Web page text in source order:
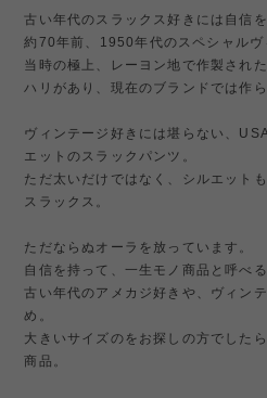
古い年代のスラックス好きには自信
約70年前、1950年代のスペシャルヴ
当時の極上、レーヨン地で作製された
ハリがあり、現在のブランドでは作
ヴィンテージ好きには堪らない、
エットのスラックパンツ。
ただ太いだけではなく、シルエット
スラックス。
ただならぬオーラを放っています。
自信を持って、一生モノ商品と呼べる
古い年代のアメカジ好きや、ヴィン
め。
大きいサイズのをお探しの方でした
商品。